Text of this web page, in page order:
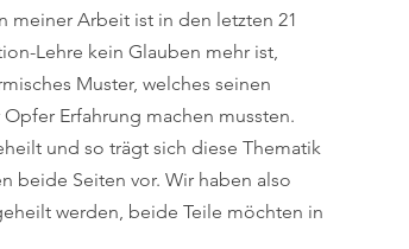
meiner Arbeit ist in den letzten 21
Lehre kein Glauben mehr ist,
Muster, welches seinen
Erfahrung machen mussten.
und so trägt sich diese Thematik
beide Seiten vor. Wir haben also
werden, beide Teile möchten in